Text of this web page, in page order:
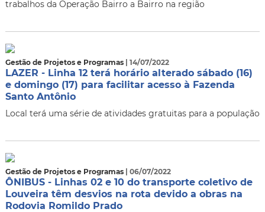
trabalhos da Operação Bairro a Bairro na região
Gestão de Projetos e Programas | 14/07/2022
LAZER - Linha 12 terá horário alterado sábado (16)
e domingo (17) para facilitar acesso à Fazenda
Santo Antônio
Local terá uma série de atividades gratuitas para a população
Gestão de Projetos e Programas | 06/07/2022
ÔNIBUS - Linhas 02 e 10 do transporte coletivo de
Louveira têm desvios na rota devido a obras na
Rodovia Romildo Prado